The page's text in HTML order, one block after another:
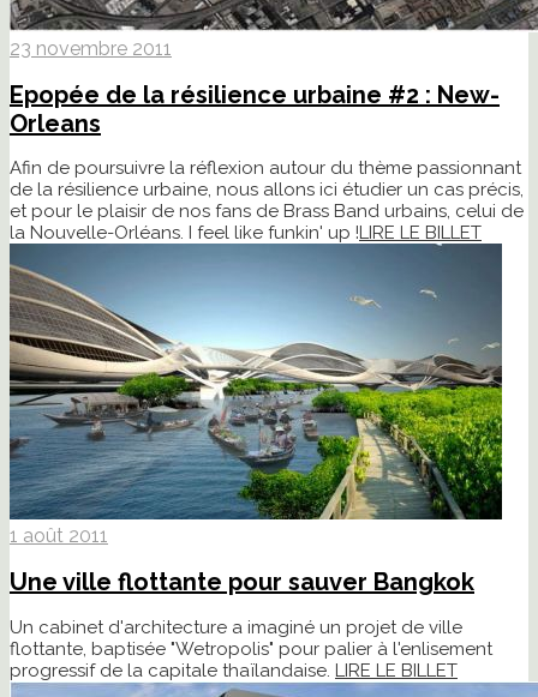
23 novembre 2011
Epopée de la résilience urbaine #2 : New-
Orleans
Afin de poursuivre la réflexion autour du thème passionnant
de la résilience urbaine, nous allons ici étudier un cas précis,
et pour le plaisir de nos fans de Brass Band urbains, celui de
la Nouvelle-Orléans. I feel like funkin' up !LIRE LE BILLET
1 août 2011
Une ville flottante pour sauver Bangkok
Un cabinet d'architecture a imaginé un projet de ville
flottante, baptisée "Wetropolis" pour palier à l'enlisement
progressif de la capitale thaïlandaise. LIRE LE BILLET